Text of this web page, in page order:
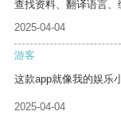
查找资料、翻译语言、
2025-04-04
游客
这款app就像我的娱乐
2025-04-04